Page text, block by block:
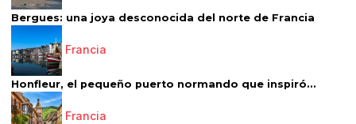
Bergues: una joya desconocida del norte de Francia
Francia
Honfleur, el pequeño puerto normando que inspiró...
Francia